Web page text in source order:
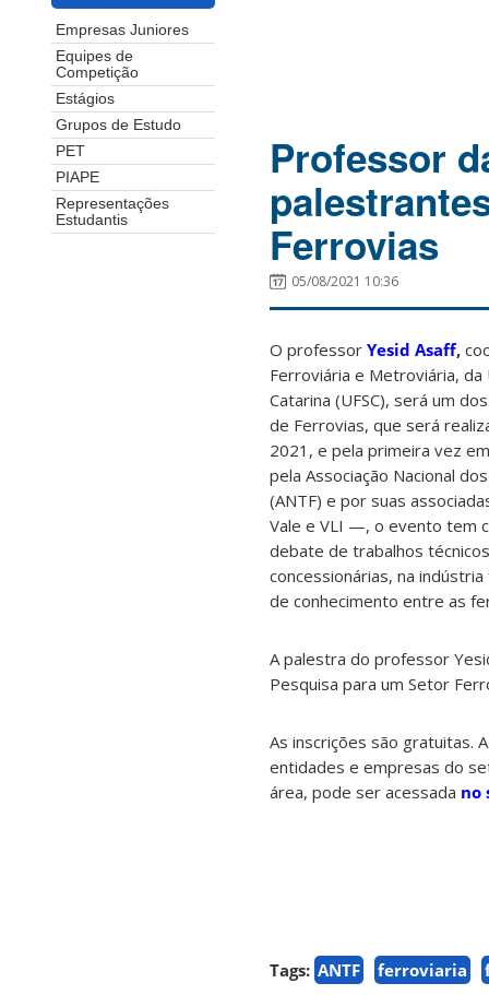
Empresas Juniores
Equipes de
Competição
Estágios
Grupos de Estudo
PET
PIAPE
Representações
Estudantis
Professor
Ferrovias
05/08/2021 10:36
O professor Yesid Asaff,
Ferroviária e Metroviária, da
Catarina (UFSC), será um
de Ferrovias, que será
2021, e pela primeira vez
pela Associação Nacional
(ANTF) e por suas
Vale e VLI —, o evento tem
debate de trabalhos
concessionárias, na
de conhecimento entre as
A palestra do professor
Pesquisa para um Setor
As inscrições são gratuitas.
entidades e empresas do
área, pode ser acessada no
Tags: ANTF ferroviaria